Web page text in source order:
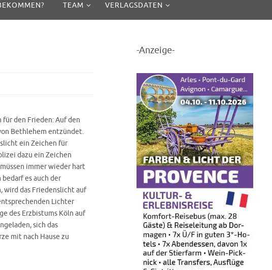
TEAM VERLAGSDATEN
den Frieden: Auf den
Bethlehem entzündet.
ein Zeichen für
dazu ein Zeichen
immer wieder hart
es auch der
wird das Friedenslicht auf
Lichter
des Erzbistums Köln auf
sich das
mit nach Hause zu
-Anzeige-